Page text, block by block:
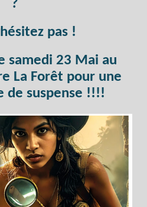
?
pas !
samedi 23 Mai au
La Forêt pour une
de suspense !!!!